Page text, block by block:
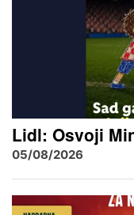
Lidl: Osvoji
05/08/2026